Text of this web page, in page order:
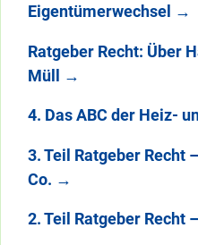
Eigentümerwechsel →
Ratgeber Recht: Über
Müll →
4. Das ABC der Heiz-
3. Teil Ratgeber Recht
Co. →
2. Teil Ratgeber Recht